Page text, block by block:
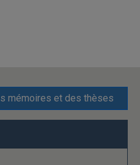
mémoires et des thèses